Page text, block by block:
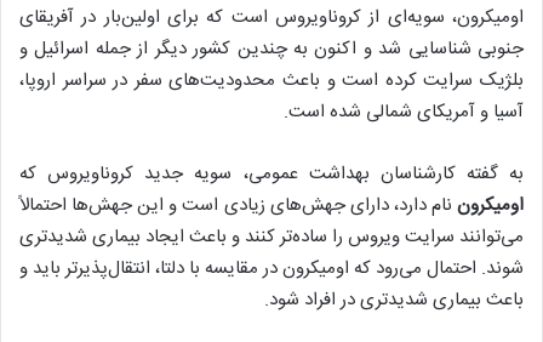
اومیکرون، سویه‌ای از کروناویروس است که برای اولین‌بار در آفریقای
جنوبی شناسایی شد و اکنون به چندین کشور دیگر از جمله اسرائیل و
بلژیک سرایت کرده است و باعث محدودیت‌های سفر در سراسر اروپا،
آسیا و آمریکای شمالی شده است.
به گفته کارشناسان بهداشت عمومی، سویه جدید کروناویروس که
اومیکرون نام دارد، دارای جهش‌های زیادی است و این جهش‌ها احتمالاً
می‌توانند سرایت ویروس را ساده‌تر کنند و باعث ایجاد بیماری شدیدتری
شوند. احتمال می‌رود که اومیکرون در مقایسه با دلتا، انتقال‌پذیرتر باید و
باعث بیماری شدیدتری در افراد شود.